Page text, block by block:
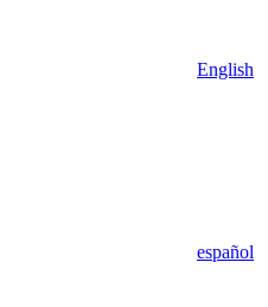
English
español